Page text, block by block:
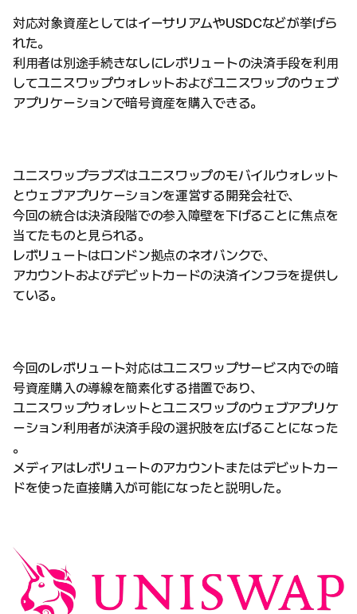
対応対象資産としてはイーサリアムやUSDCなどが挙げら
れた。
利用者は別途手続きなしにレボリュートの決済手段を利用
してユニスワップウォレットおよびユニスワップのウェブ
アプリケーションで暗号資産を購入できる。
ユニスワップラブズはユニスワップのモバイルウォレット
とウェブアプリケーションを運営する開発会社で、
今回の統合は決済段階での参入障壁を下げることに焦点を
当てたものと見られる。
レボリュートはロンドン拠点のネオバンクで、
アカウントおよびデビットカードの決済インフラを提供し
ている。
今回のレボリュート対応はユニスワップサービス内での暗
号資産購入の導線を簡素化する措置であり、
ユニスワップウォレットとユニスワップのウェブアプリケ
ーション利用者が決済手段の選択肢を広げることになった
。
メディアはレボリュートのアカウントまたはデビットカー
ドを使った直接購入が可能になったと説明した。